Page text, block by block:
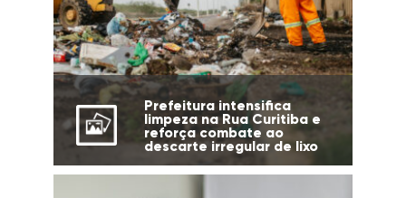
Prefeitura intensifica
limpeza na Rua Curitiba e
reforça combate ao
descarte irregular de lixo